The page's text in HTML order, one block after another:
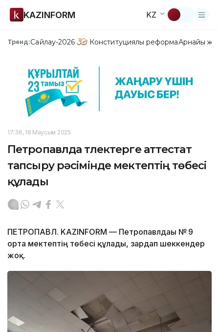
KAZINFORM KZ
Тренд:Сайлау-2026 Конституциялық реформаАрнайы
17:36, 18 Маусым 2025
Петропавлда түлектерге аттестат
тапсыру рәсімінде мектептің төбесі
құлады
ПЕТРОПАВЛ. KAZINFORM — Петропавлдағы № 9
орта мектептің төбесі құлады, зардап шеккендер
жоқ.